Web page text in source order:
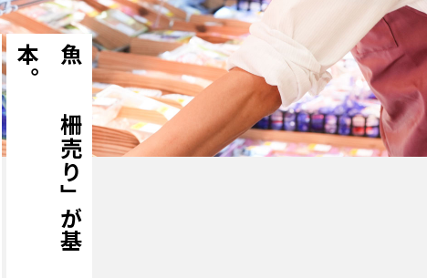
魚
は
「
柵
売
り
」
が
基
本
。